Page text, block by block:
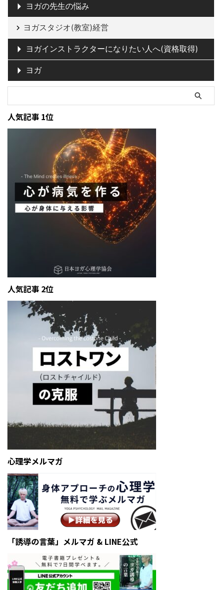
ヨガの先生の悩み
ヨガスタジオ(教室)経営
ヨガインストラクターになりたい人へ(資格取得)
ヨガ
人気記事 1位
人気記事 2位
心理学メルマガ
「誘導の言葉」メルマガ & LINE公式